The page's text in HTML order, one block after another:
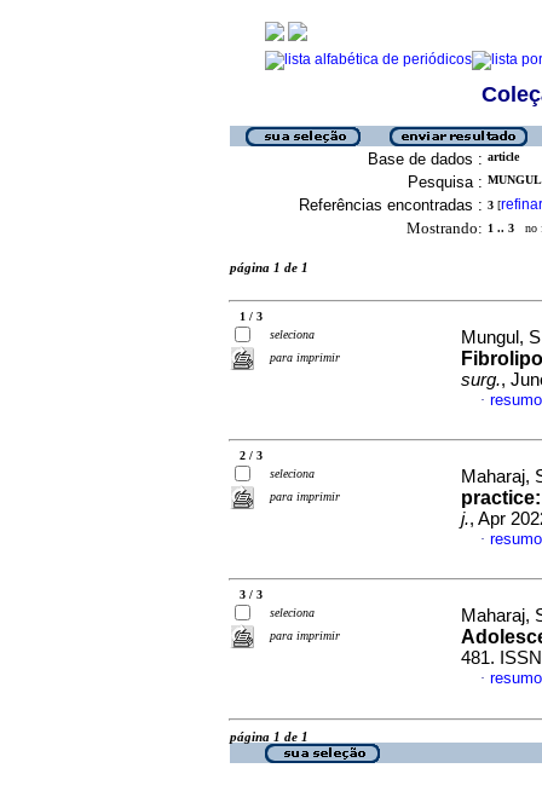
Base de dados : article
Pesquisa :
Referências encontradas : 3 [refinar
Mostrando: 1 .. 3 no
página 1 de 1
1 / 3
seleciona
para imprimir
Mungul,
surg.,
·
2 / 3
seleciona
para imprimir
Maharaj,
j., Apr
·
3 / 3
seleciona
para imprimir
Maharaj,
481.
·
página 1 de 1